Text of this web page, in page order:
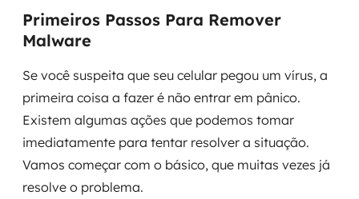
Primeiros Passos Para Remover
Malware
Se você suspeita que seu celular pegou um vírus, a
primeira coisa a fazer é não entrar em pânico.
Existem algumas ações que podemos tomar
imediatamente para tentar resolver a situação.
Vamos começar com o básico, que muitas vezes já
resolve o problema.